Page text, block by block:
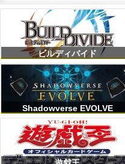
ビルディバイド
Shadowverse EVOLVE